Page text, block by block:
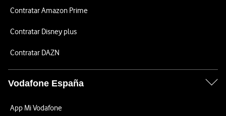
Contratar Amazon Prime
Contratar Disney plus
Contratar DAZN
Vodafone España
App Mi Vodafone